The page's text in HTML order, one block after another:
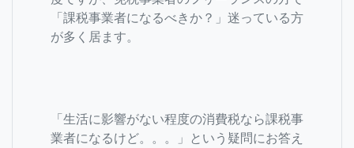
「課税事業者になるべきか？」迷っている方
が多く居ます。
「生活に影響がない程度の消費税なら課税事
業者になるけど。。。」という疑問にお答え